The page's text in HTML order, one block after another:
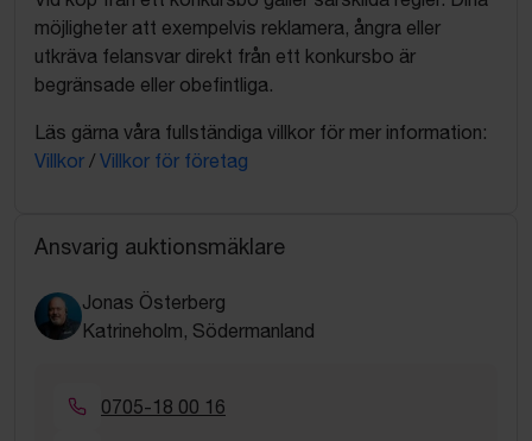
möjligheter att exempelvis reklamera, ångra eller
utkräva felansvar direkt från ett konkursbo är
begränsade eller obefintliga.
Läs gärna våra fullständiga villkor för mer information:
Villkor / Villkor för företag
Ansvarig auktionsmäklare
Jonas Österberg
Katrineholm, Södermanland
0705-18 00 16